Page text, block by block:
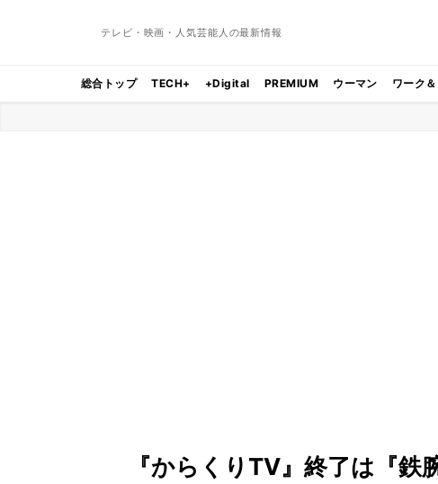
テレビ・映画・人気芸能人の最新情報
総合トップ TECH+ +Digital PREMIUM ウーマン ワーク
『からくりTV』終了は『